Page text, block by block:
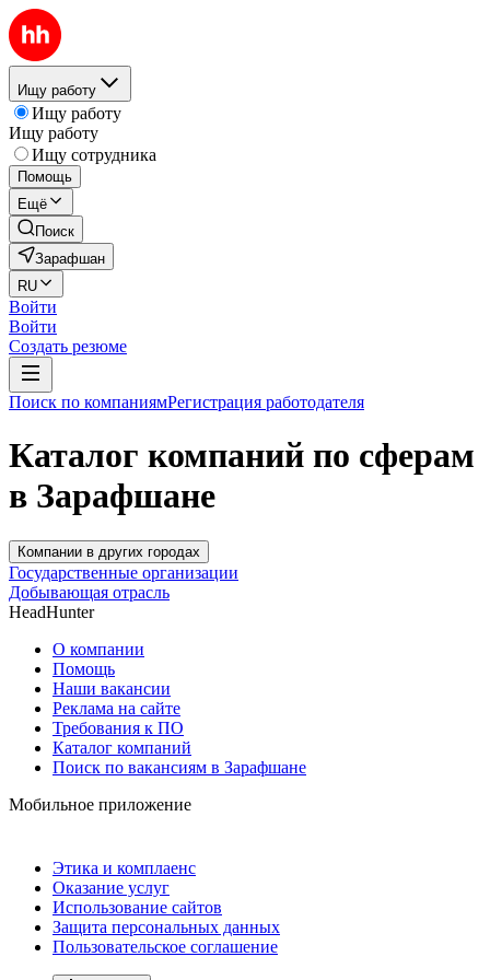
Ищу работу
Ищу работу
Ищу работу
Ищу сотрудника
Помощь
Ещё
Поиск
Зарафшан
RU
Войти
Войти
Создать резюме
Поиск по компаниямРегистрация работодателя
Каталог компаний по сферам
в Зарафшане
Компании в других городах
Государственные организации
Добывающая отрасль
HeadHunter
О компании
Помощь
Наши вакансии
Реклама на сайте
Требования к ПО
Каталог компаний
Поиск по вакансиям в Зарафшане
Мобильное приложение
Этика и комплаенс
Оказание услуг
Использование сайтов
Защита персональных данных
Пользовательское соглашение